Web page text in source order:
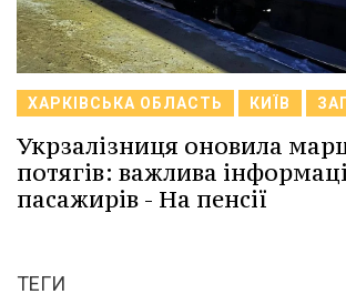
ХАРКІВСЬКА ОБЛАСТЬ КИЇВ
Укрзалізниця оновила
потягів: важлива
пасажирів - На пенсії
ТЕГИ